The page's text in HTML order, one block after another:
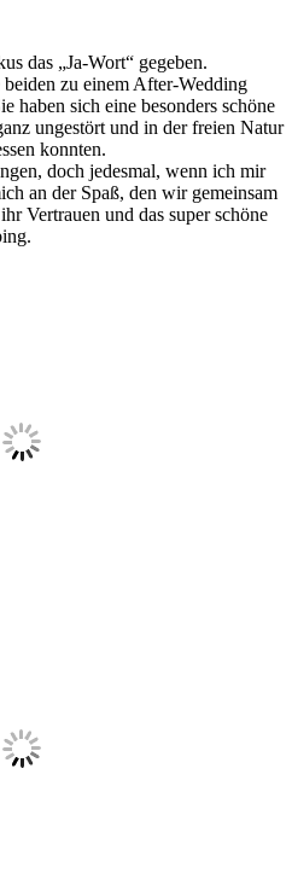
das „Ja-Wort“ gegeben.
zu einem After-Wedding
haben sich eine besonders schöne
ungestört und in der freien Natur
konnten.
doch jedesmal, wenn ich mir
an der Spaß, den wir gemeinsam
Vertrauen und das super schöne